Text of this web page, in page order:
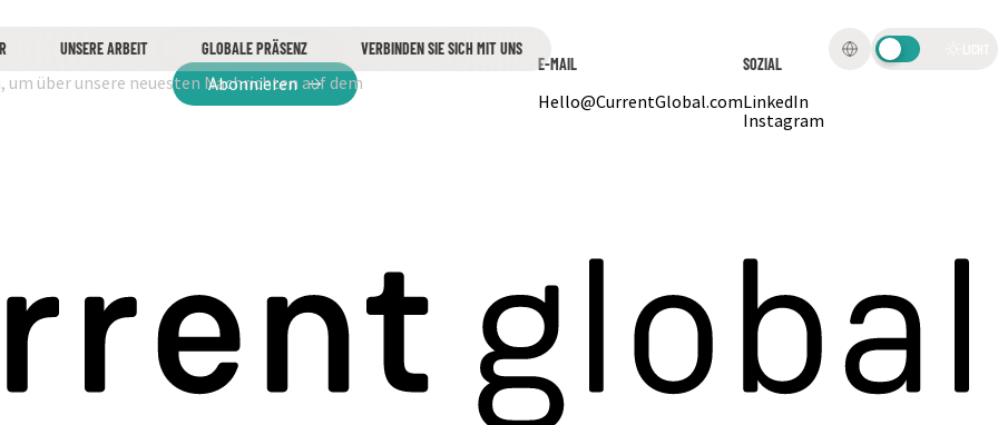
UNSERE ARBEIT GLOBALE PRÄSENZ VERBINDEN SIE SICH MIT UNS
um über unsere neuesten Nachrichten auf dem
Abonnieren
E-MAIL
Hello@CurrentGlobal.com
SOZIAL
LinkedIn
Instagram